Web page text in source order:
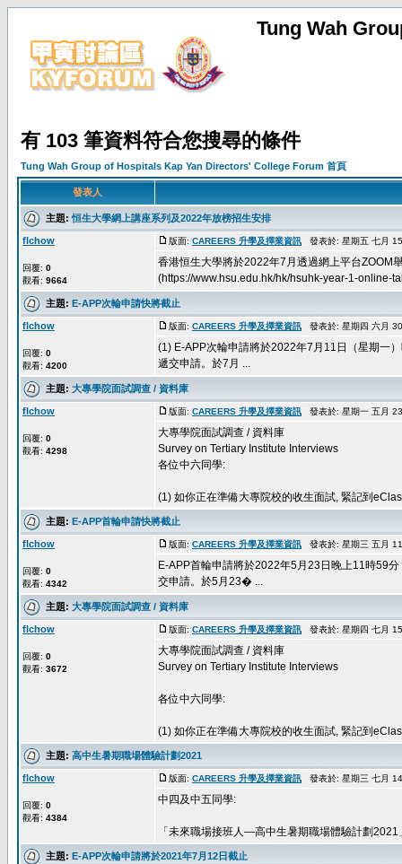
Tung Wah
有 103 筆資料符合您搜尋的條件
Tung Wah Group of Hospitals Kap Yan Directors' College Forum 首頁
發表人
主題:恒生大學網上講座系列及2022年放榜招生安排
flchow
回覆: 0
觀看: 9664
版面: CAREERS 升學及擇業資訊 發表於: 星期五 七月
香港恒生大學將於2022年7月透過網上平台ZOOM
(https://www.hsu.edu.hk/hk/hsuhk-year-1-online-
主題: E-APP次輪申請快將截止
flchow
回覆: 0
觀看: 4200
版面: CAREERS 升學及擇業資訊 發表於: 星期四 六月
(1) E-APP次輪申請將於2022年7月11日（星期一
遞交申請。於7月 ...
主題: 大專學院面試調查 / 資料庫
flchow
回覆: 0
觀看: 4298
版面: CAREERS 升學及擇業資訊 發表於: 星期一 五月
大專學院面試調查 / 資料庫
Survey on Tertiary Institute Interviews
各位中六同學:
(1) 如你正在準備大專院校的收生面試, 緊記到
主題: E-APP首輪申請快將截止
flchow
回覆: 0
觀看: 4342
版面: CAREERS 升學及擇業資訊 發表於: 星期三 五月
E-APP首輪申請將於2022年5月23日晚上11時59
交申請。於5月23� ...
主題: 大專學院面試調查 / 資料庫
flchow
回覆: 0
觀看: 3672
版面: CAREERS 升學及擇業資訊 發表於: 星期四 七月
大專學院面試調查 / 資料庫
Survey on Tertiary Institute Interviews
各位中六同學:
(1) 如你正在準備大專院校的收生面試, 緊記到
主題: 高中生暑期職場體驗計劃2021
flchow
回覆: 0
觀看: 4384
版面: CAREERS 升學及擇業資訊 發表於: 星期三 七月
中四及中五同學:
「未來職場接班人—高中生暑期職場體驗計劃
主題: E-APP次輪申請將於2021年7月12日截止